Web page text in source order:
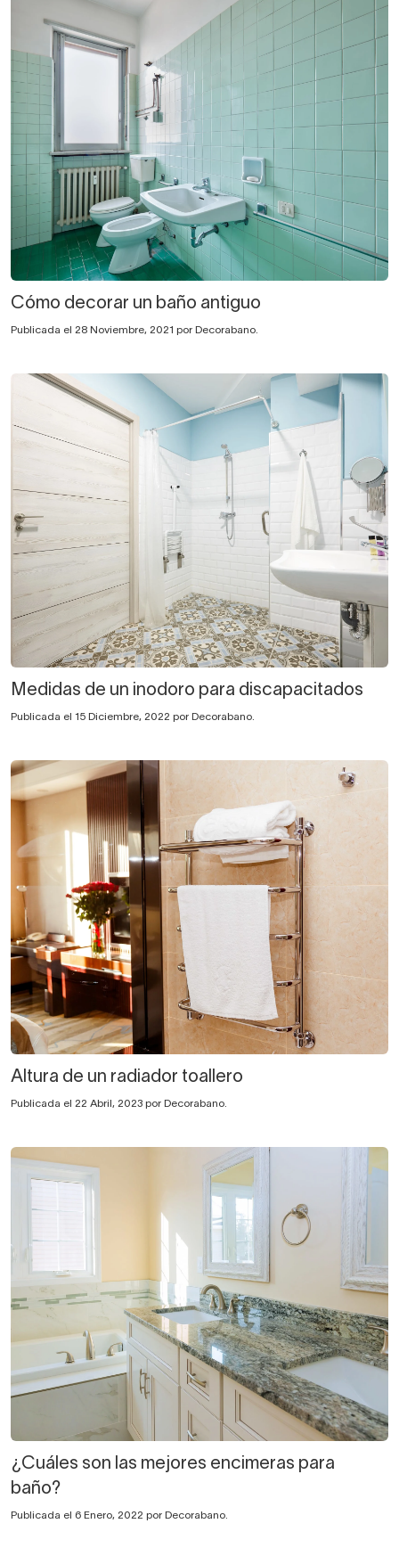
Cómo decorar un baño antiguo
Publicada el 28 Noviembre, 2021 por Decorabano.
Medidas de un inodoro para discapacitados
Publicada el 15 Diciembre, 2022 por Decorabano.
Altura de un radiador toallero
Publicada el 22 Abril, 2023 por Decorabano.
¿Cuáles son las mejores encimeras para
baño?
Publicada el 6 Enero, 2022 por Decorabano.